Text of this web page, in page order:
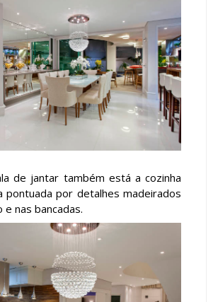
de jantar também está a cozinha
pontuada por detalhes madeirados
nas bancadas.